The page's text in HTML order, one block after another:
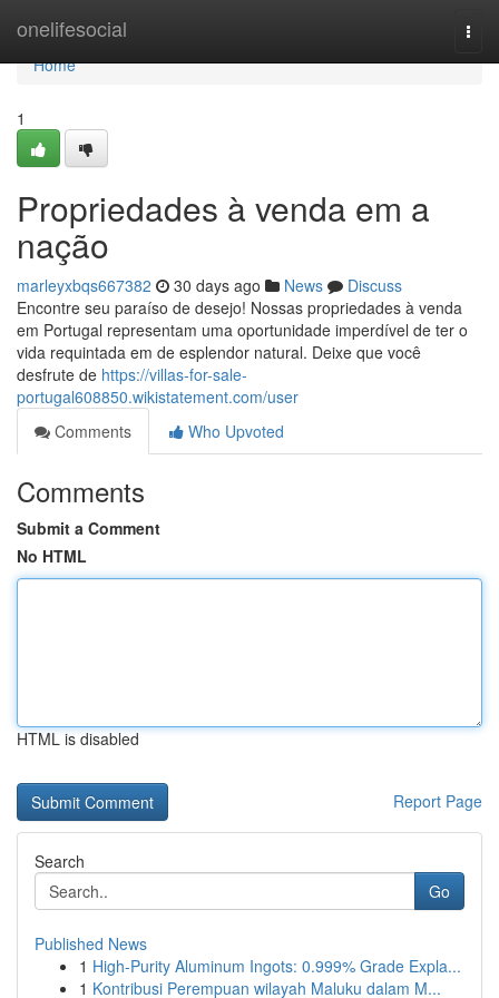
onelifesocial
Home
Home
1
Propriedades à venda em a
nação
marleyxbqs667382 30 days ago News
Discuss
Encontre seu paraíso de desejo! Nossas propriedades à venda
em Portugal representam uma oportunidade imperdível de ter o
vida requintada em de esplendor natural. Deixe que você
desfrute de https://villas-for-sale-
portugal608850.wikistatement.com/user
Comments
Who Upvoted
Comments
Submit a Comment
No HTML
HTML is disabled
Report Page
Search
Go
Published News
1 High-Purity Aluminum Ingots: 0.999% Grade Expla...
1 Kontribusi Perempuan wilayah Maluku dalam M...